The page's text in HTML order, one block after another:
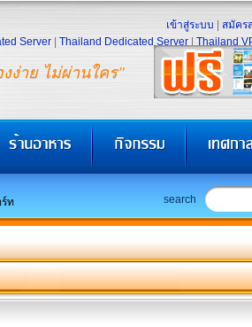
ง่าย ไม่ผ่านใคร"
เข้าสู่ระบบ สมัคร
Server
Thailand Dedicated Server Thailand
ร์ท search